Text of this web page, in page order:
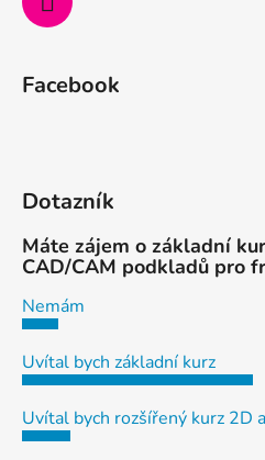
Facebook
Dotazník
Máte zájem o základní
CAD/CAM podkladů pro
Nemám
Uvítal bych základní kurz
Uvítal bych rozšířený kurz 2D